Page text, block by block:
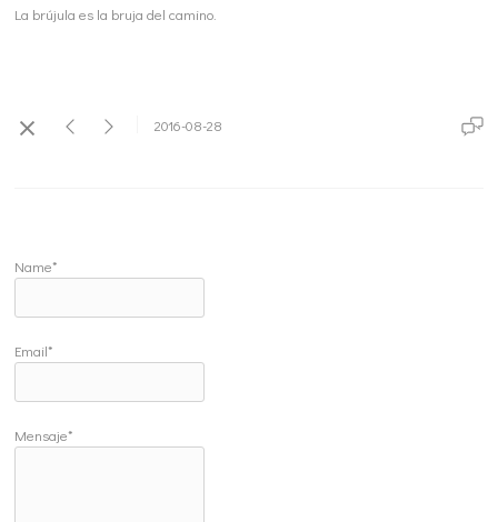
La brújula es la bruja del camino.
2016-08-28
Name*
Email*
Mensaje*